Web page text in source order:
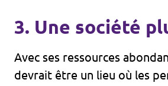
3. Une société
Avec ses ressources
devrait être un lieu où les